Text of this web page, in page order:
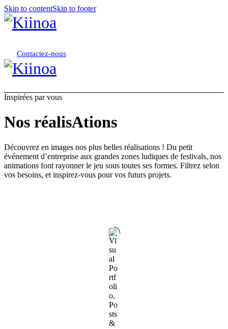
Skip to contentSkip to footer
Contactez-nous
Inspirées par vous
Nos réalisAtions
Découvrez en images nos plus belles réalisations ! Du petit
événement d’entreprise aux grandes zones ludiques de festivals, nos
animations font rayonner le jeu sous toutes ses formes. Filtrez selon
vos besoins, et inspirez-vous pour vos futurs projets.